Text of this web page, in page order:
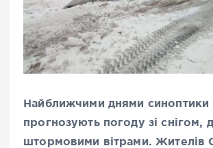
Найближчими днями синоптики
прогнозують погоду зі снігом,
штормовими вітрами. Жителів